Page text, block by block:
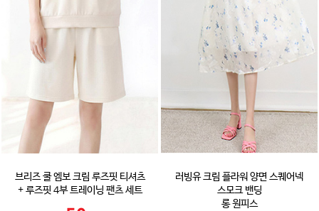
브리즈 쿨 엠보 크림 루즈핏 티셔츠
+ 루즈핏 4부 트레이닝 팬츠 세트
러빙유 크림 플라워 양면 스퀘어넥
스모크 밴딩
롱 원피스